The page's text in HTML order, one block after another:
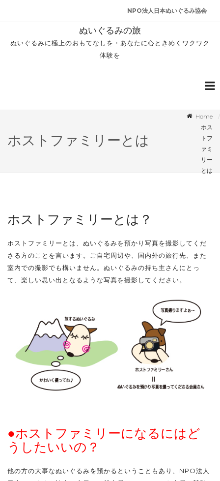
NPO法人日本ぬいぐるみ協会
ぬいぐるみの旅
ぬいぐるみに極上のおもてなしを・あなたに心ときめくワクワク
体験を
ホストファミリーとは
Home
ホス
トフ
ァミ
リー
とは
ホストファミリーとは？
ホストファミリーとは、ぬいぐるみを預かり写真を撮影してくだ
さる方のことを言います。ご自宅周辺や、国内外の旅行先、また
室内での撮影でも構いません。ぬいぐるみの持ち主さんにとっ
て、楽しい思い出となるような写真を撮影してください。
●ホストファミリーになるにはど
うしたいいの？
他の方の大事なぬいぐるみを預かるということもあり、NPO法人